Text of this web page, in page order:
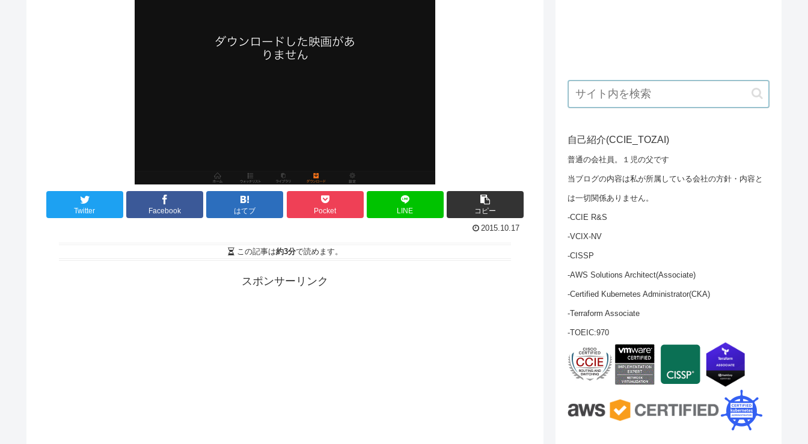
Twitter Facebook はてブ Pocket LINE コピー
2015.10.17
この記事は約3分で読めます。
スポンサーリンク
自己紹介(CCIE_TOZAI)
普通の会社員。１児の父です
当ブログの内容は私が所属している会社の方針・内容と
は一切関係ありません。
-CCIE R&S
-VCIX-NV
-CISSP
-AWS Solutions Architect(Associate)
-Certified Kubernetes Administrator(CKA)
-Terraform Associate
-TOEIC:970